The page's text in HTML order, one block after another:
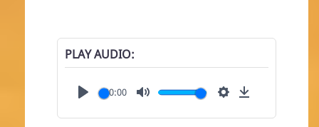
PLAY AUDIO
00:00